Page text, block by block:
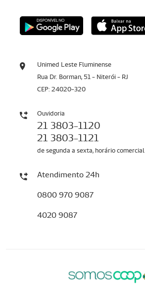
Unimed Leste Fluminense
Rua Dr. Borman, 51 - Niterói - RJ
CEP: 24020-320
Ouvidoria
21 3803-1120
21 3803-1121
de segunda a sexta, horário comercial
Atendimento 24h
0800 970 9087
4020 9087